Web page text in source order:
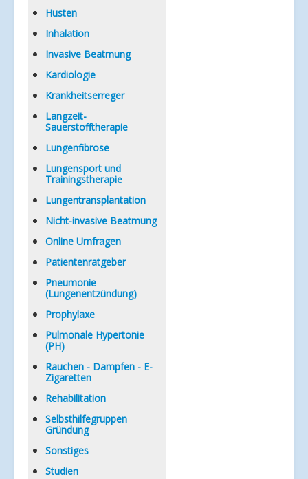
Husten
Inhalation
Invasive Beatmung
Kardiologie
Krankheitserreger
Langzeit-
Sauerstofftherapie
Lungenfibrose
Lungensport und
Trainingstherapie
Lungentransplantation
Nicht-invasive Beatmung
Online Umfragen
Patientenratgeber
Pneumonie
(Lungenentzündung)
Prophylaxe
Pulmonale Hypertonie
(PH)
Rauchen - Dampfen - E-
Zigaretten
Rehabilitation
Selbsthilfegruppen
Gründung
Sonstiges
Studien